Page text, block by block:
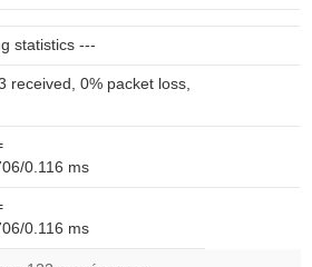
statistics ---
received, 0% packet loss,
0.116 ms
0.116 ms